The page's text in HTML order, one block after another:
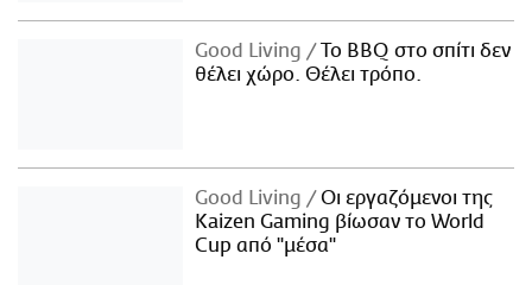
Good Living
Το BBQ στο σπίτι δεν
θέλει χώρο. Θέλει τρόπο.
Good Living
Οι εργαζόμενοι της
Kaizen Gaming βίωσαν το World
Cup από "μέσα"